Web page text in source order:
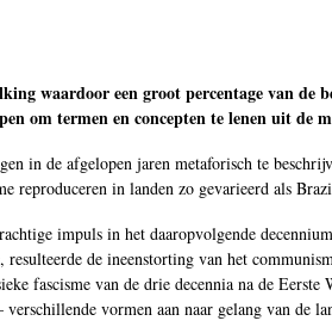
waardoor een groot percentage van de
om termen en concepten te lenen uit de
in de afgelopen jaren metaforisch te
reproduceren in landen zo gevarieerd als
impuls in het daaropvolgende
de ineenstorting van het
fascisme van de drie decennia na de
vormen aan naar gelang van de